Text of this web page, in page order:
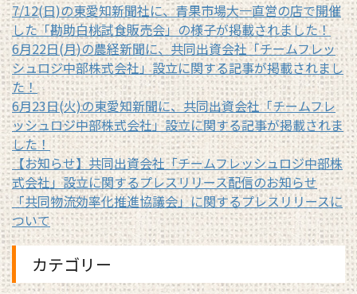
7/12(日)の東愛知新聞社に、青果市場大一直営の店で開催
した「勘助白桃試食販売会」の様子が掲載されました！
6月22日(月)の農経新聞に、共同出資会社「チームフレッ
シュロジ中部株式会社」設立に関する記事が掲載されまし
た！
6月23日(火)の東愛知新聞に、共同出資会社「チームフレ
ッシュロジ中部株式会社」設立に関する記事が掲載されま
した！
【お知らせ】共同出資会社「チームフレッシュロジ中部株
式会社」設立に関するプレスリリース配信のお知らせ
「共同物流効率化推進協議会」に関するプレスリリースに
ついて
カテゴリー